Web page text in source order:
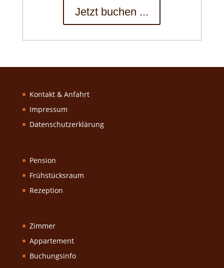
Jetzt buchen ...
Kontakt & Anfahrt
Impressum
Datenschutzerklärung
Pension
Frühstücksraum
Rezeption
Zimmer
Appartement
Buchungsinfo